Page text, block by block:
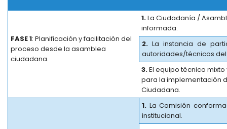
FASE 1: Planificación y facilitación del
proceso desde la asamblea
ciudadana.
1.La Ciudadanía /
informada.
2. La instancia de
autoridades/técnicos
3.El equipo técnico
para la implementación
Ciudadana.
1. La Comisión
institucional.